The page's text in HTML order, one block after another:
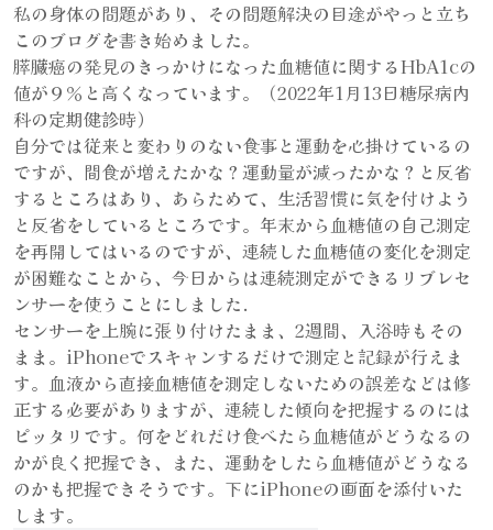
私の身体の問題があり、その問題解決の目途がやっと立ち
このブログを書き始めました。
膵臓癌の発見のきっかけになった血糖値に関するHbA1cの
値が９％と高くなっています。（2022年1月13日糖尿病内
科の定期健診時）
自分では従来と変わりのない食事と運動を心掛けているの
ですが、間食が増えたかな？運動量が減ったかな？と反省
するところはあり、あらためて、生活習慣に気を付けよう
と反省をしているところです。年末から血糖値の自己測定
を再開してはいるのですが、連続した血糖値の変化を測定
が困難なことから、今日からは連続測定ができるリブレセ
ンサーを使うことにしました.
センサーを上腕に張り付けたまま、2週間、入浴時もその
まま。iPhoneでスキャンするだけで測定と記録が行えま
す。血液から直接血糖値を測定しないための誤差などは修
正する必要がありますが、連続した傾向を把握するのには
ピッタリです。何をどれだけ食べたら血糖値がどうなるの
かが良く把握でき、また、運動をしたら血糖値がどうなる
のかも把握できそうです。下にiPhoneの画面を添付いた
します。